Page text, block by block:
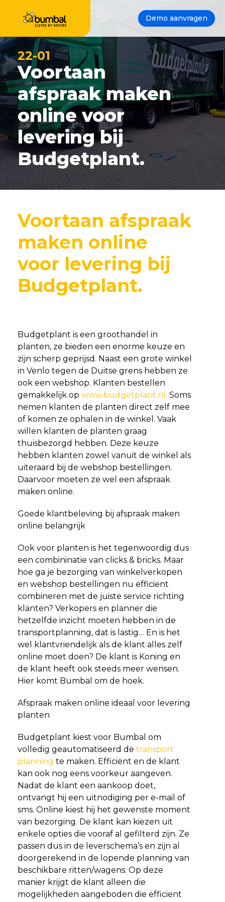
Demo aanvragen
22-01
Voortaan
afspraak maken
online voor
levering bij
Budgetplant.
Voortaan afspraak
maken online
voor levering bij
Budgetplant.
Budgetplant is een groothandel in
planten, ze bieden een enorme keuze en
zijn scherp geprijsd. Naast een grote winkel
in Venlo tegen de Duitse grens hebben ze
ook een webshop. Klanten bestellen
gemakkelijk op www.budgetplant.nl. Soms
nemen klanten de planten direct zelf mee
of komen ze ophalen in de winkel. Vaak
willen klanten de planten graag
thuisbezorgd hebben. Deze keuze
hebben klanten zowel vanuit de winkel als
uiteraard bij de webshop bestellingen.
Daarvoor moeten ze wel een afspraak
maken online.
Goede klantbeleving bij afspraak maken
online belangrijk
Ook voor planten is het tegenwoordig dus
een combininatie van clicks & bricks. Maar
hoe ga je bezorging van winkelverkopen
en webshop bestellingen nu efficient
combineren met de juiste service richting
klanten? Verkopers en planner die
hetzelfde inzicht moeten hebben in de
transportplanning, dat is lastig… En is het
wel klantvriendelijk als de klant alles zelf
online moet doen? De klant is Koning en
de klant heeft ook steeds meer wensen.
Hier komt Bumbal om de hoek.
Afspraak maken online ideaal voor levering
planten
Budgetplant kiest voor Bumbal om
volledig geautomatiseerd de transport
planning te maken. Efficiënt en de klant
kan ook nog eens voorkeur aangeven.
Nadat de klant een aankoop doet,
ontvangt hij een uitnodiging per e-mail of
sms. Online kiest hij het gewenste moment
van bezorging. De klant kan kiezen uit
enkele opties die vooraf al gefilterd zijn. Ze
passen dus in de leverschema’s en zijn al
doorgerekend in de lopende planning van
beschikbare ritten/wagens. Op deze
manier krijgt de klant alleen die
mogelijkheden aangeboden die efficient